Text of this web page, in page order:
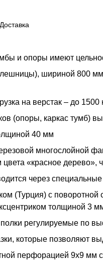
Доставка
и опоры имеют
шириной 800
на верстак – до
(опоры, каркас тумб)
40 мм
многослойной
«красное
через
(Турция) с поворотной
толщиной 3
регулируемые по
которые позволяют
перфорацией 9х9 мм